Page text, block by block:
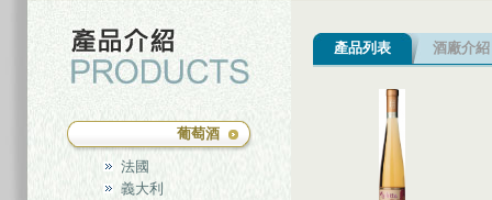
葡萄酒
法國
義大利
產品列表 酒廠介紹